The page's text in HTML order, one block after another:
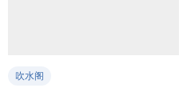
魔女库伊拉